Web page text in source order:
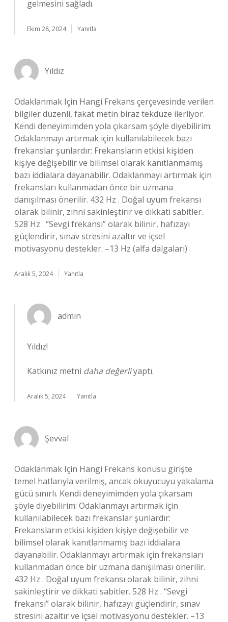
gelmesini sağladı.
Ekim 28, 2024 Yanıtla
Yıldız
Odaklanmak Için Hangi Frekans çerçevesinde verilen
bilgiler düzenli, fakat metin biraz tekdüze ilerliyor.
Kendi deneyimimden yola çıkarsam şöyle diyebilirim:
Odaklanmayı artırmak için kullanılabilecek bazı
frekanslar şunlardır: Frekansların etkisi kişiden
kişiye değişebilir ve bilimsel olarak kanıtlanmamış
bazı iddialara dayanabilir. Odaklanmayı artırmak için
frekansları kullanmadan önce bir uzmana
danışılması önerilir. 432 Hz . Doğal uyum frekansı
olarak bilinir, zihni sakinleştirir ve dikkati sabitler.
528 Hz . “Sevgi frekansı” olarak bilinir, hafızayı
güçlendirir, sınav stresini azaltır ve içsel
motivasyonu destekler. –13 Hz (alfa dalgaları) .
Aralık 5, 2024 Yanıtla
admin
Yıldız!
Katkınız metni daha değerliyaptı.
Aralık 5, 2024 Yanıtla
Şevval
Odaklanmak Için Hangi Frekans konusu girişte
temel hatlarıyla verilmiş, ancak okuyucuyu yakalama
gücü sınırlı. Kendi deneyimimden yola çıkarsam
şöyle diyebilirim: Odaklanmayı artırmak için
kullanılabilecek bazı frekanslar şunlardır:
Frekansların etkisi kişiden kişiye değişebilir ve
bilimsel olarak kanıtlanmamış bazı iddialara
dayanabilir. Odaklanmayı artırmak için frekansları
kullanmadan önce bir uzmana danışılması önerilir.
432 Hz . Doğal uyum frekansı olarak bilinir, zihni
sakinleştirir ve dikkati sabitler. 528 Hz . “Sevgi
frekansı” olarak bilinir, hafızayı güçlendirir, sınav
stresini azaltır ve içsel motivasyonu destekler. –13